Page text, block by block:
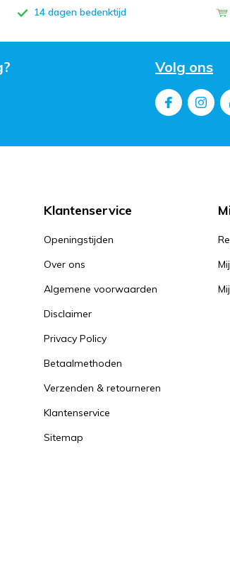
14 dagen bedenktijd
Volg ons
Klantenservice
Openingstijden
Over ons
Algemene voorwaarden
Disclaimer
Privacy Policy
Betaalmethoden
Verzenden & retourneren
Klantenservice
Sitemap